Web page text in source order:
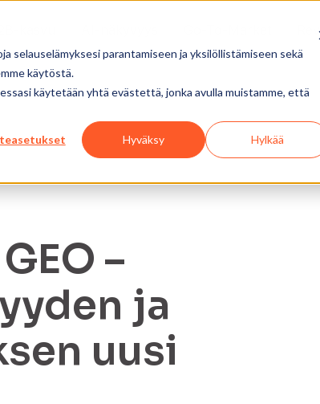
parantamiseen ja yksilöllistämiseen sekä
käytöstä.
käytetään yhtä evästettä, jonka avulla muistamme, että
Hyväksy Hylkää
–
ja
uusi